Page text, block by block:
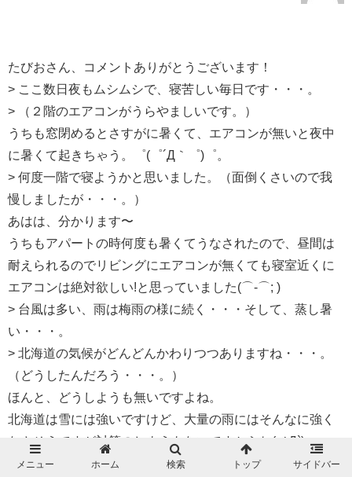
たびおさん、コメントありがとうございます！
> ここ数日夜もムシムシで、寝苦しい毎日です・・・。
> （２階のエアコンがうらやましいです。）
うちも窓閉めるとさすがに暑くて、エアコンが無いと夜中
に暑くて起きちゃう。゜(゜´Д｀゜)゜。
> 何度一階で寝ようかと思いました。（面倒くさいので我
慢しましたが・・・。）
あはは、分かります〜
うちもアパートの時何度も暑くてうなされたので、昼間は
耐えられるのでリビングにエアコンが無くても寝室近くに
エアコンは絶対欲しい!と思っていました(⌒-⌒; )
> 台風は多い、雨は梅雨の様に続く・・・そして、蒸し暑
い・・・。
> 北海道の気候がどんどんかわりつつありますね・・・。
（どうしたんだろう・・・。）
ほんと、どうしようも無いですよね。
北海道は雪には強いですけど、大量の雨にはそんなに強く
なさそうですが対策のしようもないですからね(ノД`)
> また、台風くる・・っていってますし・・・。（もう雨
メニュー ホーム 検索 トップ サイドバー